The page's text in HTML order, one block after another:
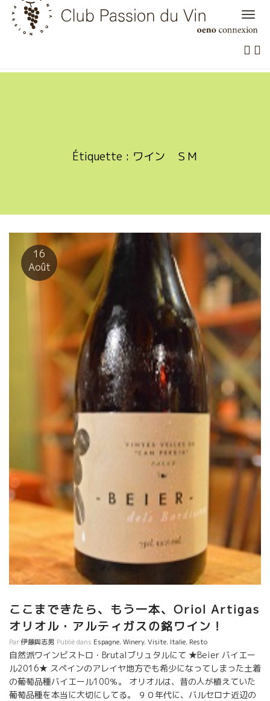
Skip
content
Étiquette : ワイン ＳＭ
16
Août
ここまできたら、もう一本、Oriol Artigas
オリオル・アルティガスの銘ワイン！
Par伊藤與志男 Publié dans Espagne,Winery,Visite, Italie, Resto
自然派ワインビストロ・Brutalブリュタルにて ★Beier バイエー
ル2016★ スペインのアレイヤ地方でも希少になってしまった土着
の葡萄品種バイエール100％。 オリオルは、昔の人が植えていた
葡萄品種を本当に大切にしてる。 ９０年代に、バルセロナ近辺の